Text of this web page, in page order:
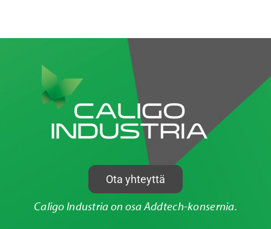
Ota yhteyttä
Caligo Industria on osa Addtech-konsernia.